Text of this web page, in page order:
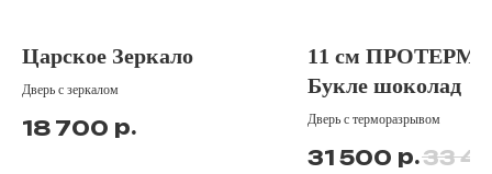
Царское Зеркало
Дверь с зеркалом
18 700 р.
11 см ПРОТЕРМА
Букле шоколад
Дверь с терморазрывом
31 500 р.33